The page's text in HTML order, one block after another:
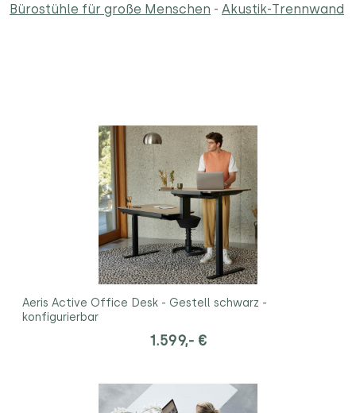
Bürostühle für große Menschen - Akustik-Trennwand
Aeris Active Office Desk - Gestell schwarz -
konfigurierbar
1.599,- €